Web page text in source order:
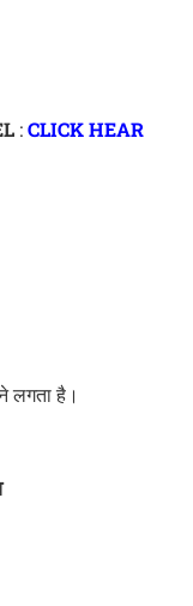
:CLICK HEAR
लगता है।